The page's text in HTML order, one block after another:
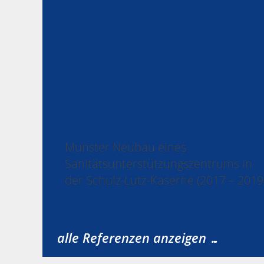
Munster Neubau eines
Sanitätsunterstützungszentrums in
der Schulz-Lutz-Kaserne (2017 –
alle Referenzen anzeigen …